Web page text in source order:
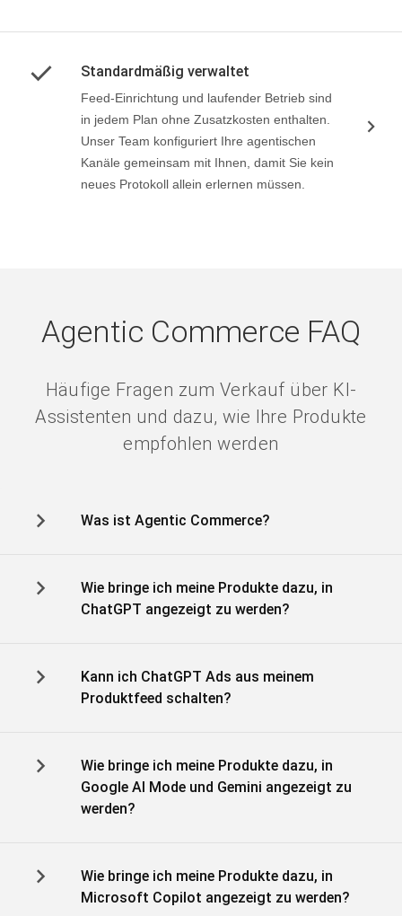
Standardmäßig verwaltet
Feed-Einrichtung und laufender Betrieb sind
in jedem Plan ohne Zusatzkosten enthalten.
Unser Team konfiguriert Ihre agentischen
Kanäle gemeinsam mit Ihnen, damit Sie kein
neues Protokoll allein erlernen müssen.
Agentic Commerce FAQ
Häufige Fragen zum Verkauf über KI-
Assistenten und dazu, wie Ihre Produkte
empfohlen werden
Was ist Agentic Commerce?
Wie bringe ich meine Produkte dazu, in
ChatGPT angezeigt zu werden?
Kann ich ChatGPT Ads aus meinem
Produktfeed schalten?
Wie bringe ich meine Produkte dazu, in
Google AI Mode und Gemini angezeigt zu
werden?
Wie bringe ich meine Produkte dazu, in
Microsoft Copilot angezeigt zu werden?